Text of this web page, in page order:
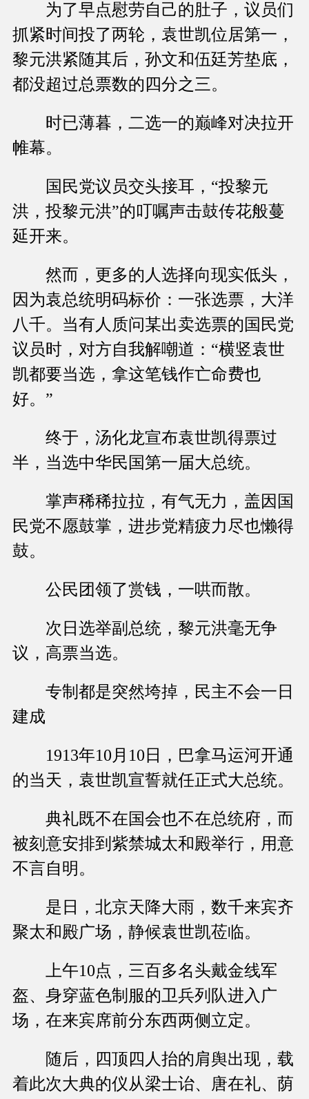
为了早点慰劳自己的肚子，议员们
抓紧时间投了两轮，袁世凯位居第一，
黎元洪紧随其后，孙文和伍廷芳垫底，
都没超过总票数的四分之三。
时已薄暮，二选一的巅峰对决拉开
帷幕。
国民党议员交头接耳，“投黎元
洪，投黎元洪”的叮嘱声击鼓传花般蔓
延开来。
然而，更多的人选择向现实低头，
因为袁总统明码标价：一张选票，大洋
八千。当有人质问某出卖选票的国民党
议员时，对方自我解嘲道：“横竖袁世
凯都要当选，拿这笔钱作亡命费也
好。”
终于，汤化龙宣布袁世凯得票过
半，当选中华民国第一届大总统。
掌声稀稀拉拉，有气无力，盖因国
民党不愿鼓掌，进步党精疲力尽也懒得
鼓。
公民团领了赏钱，一哄而散。
次日选举副总统，黎元洪毫无争
议，高票当选。
专制都是突然垮掉，民主不会一日
建成
1913年10月10日，巴拿马运河开通
的当天，袁世凯宣誓就任正式大总统。
典礼既不在国会也不在总统府，而
被刻意安排到紫禁城太和殿举行，用意
不言自明。
是日，北京天降大雨，数千来宾齐
聚太和殿广场，静候袁世凯莅临。
上午10点，三百多名头戴金线军
盔、身穿蓝色制服的卫兵列队进入广
场，在来宾席前分东西两侧立定。
随后，四顶四人抬的肩舆出现，载
着此次大典的仪从梁士诒、唐在礼、荫